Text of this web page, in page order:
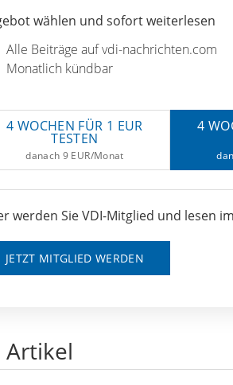
wählen und sofort weiterlesen
Alle Beiträge auf vdi-nachrichten.com
Monatlich kündbar
4 WOCHEN FÜR 1 EUR
TESTEN
danach 9 EUR/Monat
4
werden Sie VDI-Mitglied und lesen
JETZT MITGLIED WERDEN